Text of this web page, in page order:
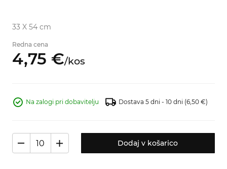
33 X 54 cm
Redna cena
4,75 €/kos
Na zalogi pri dobavitelju Dostava 5 dni - 10 dni (6,50 €)
Dodaj v košarico